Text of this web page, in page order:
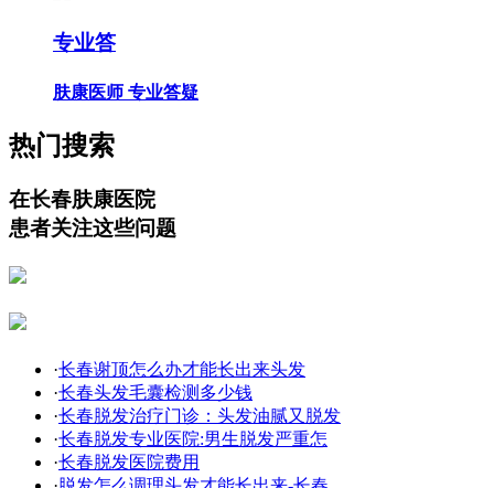
专业答
肤康医师 专业答疑
热门搜索
在长春肤康医院
患者关注这些问题
·长春谢顶怎么办才能长出来头发
·长春头发毛囊检测多少钱
·长春脱发治疗门诊：头发油腻又脱发
·长春脱发专业医院:男生脱发严重怎
·长春脱发医院费用